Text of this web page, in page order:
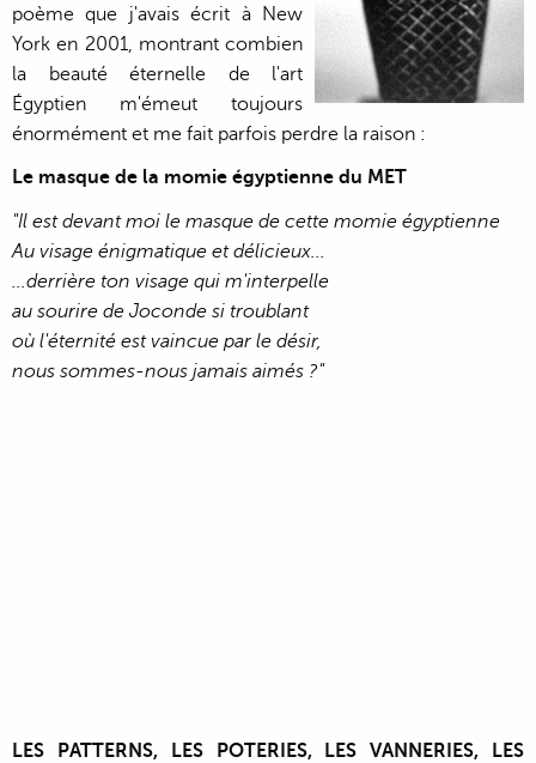
poème que j'avais écrit à New
York en 2001, montrant combien
la beauté éternelle de l'art
Égyptien m'émeut toujours
énormément et me fait parfois perdre la raison :
Le masque de la momie égyptienne du MET
"Il est devant moi le masque de cette momie égyptienne
Au visage énigmatique et délicieux...
...derrière ton visage qui m'interpelle
au sourire de Joconde si troublant
où l'éternité est vaincue par le désir,
nous sommes-nous jamais aimés ?"
LES PATTERNS, LES POTERIES, LES VANNERIES, LES